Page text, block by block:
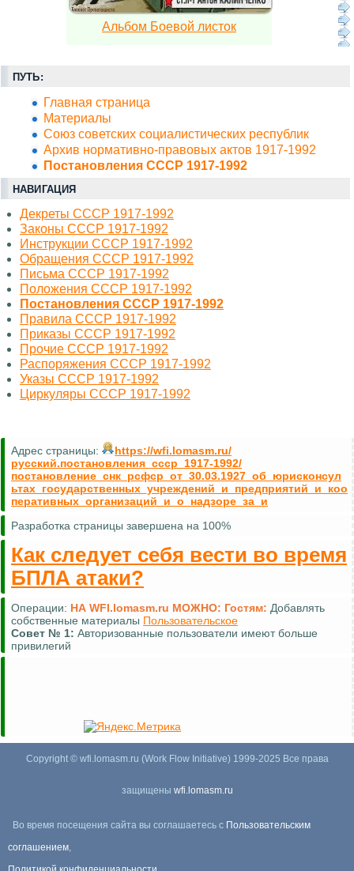
Альбом Боевой листок
ПУТЬ:
Главная страница
Материалы
Союз советских социалистических республик
Архив нормативно-правовых актов 1917-1992
Постановления СССР 1917-1992
НАВИГАЦИЯ
Декреты СССР 1917-1992
Законы СССР 1917-1992
Инструкции СССР 1917-1992
Обращения СССР 1917-1992
Письма СССР 1917-1992
Положения СССР 1917-1992
Постановления СССР 1917-1992
Правила СССР 1917-1992
Приказы СССР 1917-1992
Прочие СССР 1917-1992
Распоряжения СССР 1917-1992
Указы СССР 1917-1992
Циркуляры СССР 1917-1992
Адрес страницы:
https://wfi.lomasm.ru/
русский.постановления_ссср_1917-1992/
постановление_снк_рсфср_от_30.03.1927_об_юрисконсул
ьтах_государственных_учреждений_и_предприятий_и_коо
перативных_организаций_и_о_надзоре_за_и
Разработка страницы завершена на 100%
Как следует себя вести во время
БПЛА атаки?
Операции: НА WFI.lomasm.ru МОЖНО: Гостям: Добавлять
собственные материалы Пользовательское
Совет № 1: Авторизованные пользователи имеют больше
привилегий
Copyright © wfi.lomasm.ru (Work Flow Initiative) 1999-2025 Все права
защищены wfi.lomasm.ru
Во время посещения сайта вы соглашаетесь с Пользовательским
соглашением,